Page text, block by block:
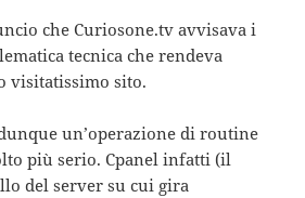
che Curiosone.tv avvisava i
tecnica che rendeva
visitatissimo sito.
un’operazione di routine
più serio. Cpanel infatti (il
del server su cui gira